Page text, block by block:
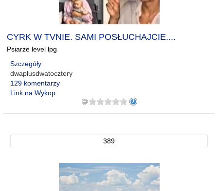
CYRK W TVNIE. SAMI POSŁUCHAJCIE....
Psiarze level lpg
Szczegóły
dwaplusdwatocztery
129 komentarzy
Link na Wykop
389